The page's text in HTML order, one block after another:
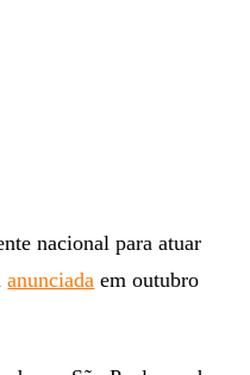
nacional para atuar
anunciada em outubro